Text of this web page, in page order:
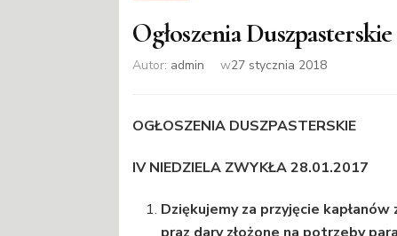
Ogłoszenia
Autor: admin w27 stycznia 2018
OGŁOSZENIA DUSZPASTERSKIE
IV NIEDZIELA ZWYKŁA 28.01.2017
Dziękujemy za przyjęcie